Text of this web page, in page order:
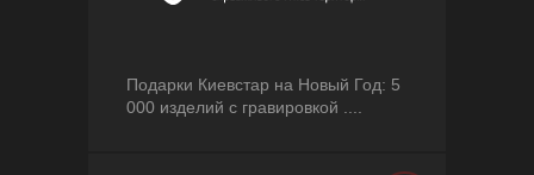
Подарки Киевстар на Новый Год: 5
000 изделий с гравировкой ....